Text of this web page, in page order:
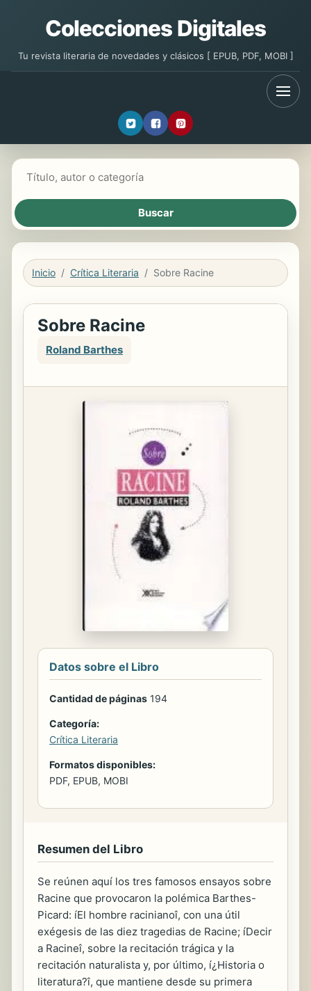
Colecciones Digitales
Tu revista literaria de novedades y clásicos [ EPUB, PDF, MOBI ]
Inicio Crítica Literaria Sobre Racine
Sobre Racine
Roland Barthes
Datos sobre el Libro
Cantidad de páginas 194
Categoría:
Crítica Literaria
Formatos disponibles:
PDF, EPUB, MOBI
Resumen del Libro
Se reúnen aquí los tres famosos ensayos sobre
Racine que provocaron la polémica Barthes-
Picard: íEl hombre racinianoî, con una útil
exégesis de las diez tragedias de Racine; íDecir
a Racineî, sobre la recitación trágica y la
recitación naturalista y, por último, í¿Historia o
literatura?î, que mantiene desde su primera